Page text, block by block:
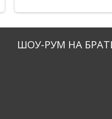
ШОУ-РУМ НА